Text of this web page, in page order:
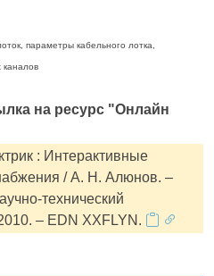
параметры кабельного лотка,
каналов
на ресурс "Онлайн
: Интерактивные
/ А. Н. Алюнов. –
технический
– EDN XXFLYN.